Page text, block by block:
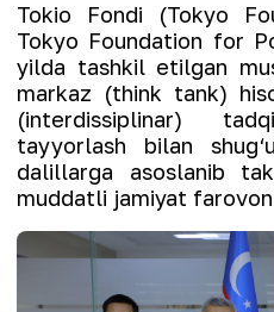
Tokio Fondi (Tokyo
Tokyo Foundation for
yilda tashkil etilgan
markaz (think tank)
(interdissiplinar)
tayyorlash bilan
dalillarga asoslanib
muddatli jamiyat